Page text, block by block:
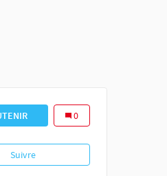
DÉMARRAGE DES TRAVAUX
0
SuivreDémarrage des travaux Mars